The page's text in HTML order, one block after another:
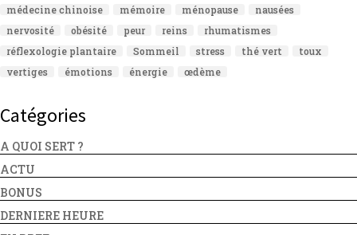
médecine chinoise
mémoire ménopause
nausées
nervosité
obésité peur reins
rhumatismes
réflexologie plantaire
Sommeil stress thé vert
toux
vertiges
émotions énergie œdème
Catégories
A QUOI SERT ?
ACTU
BONUS
DERNIERE HEURE